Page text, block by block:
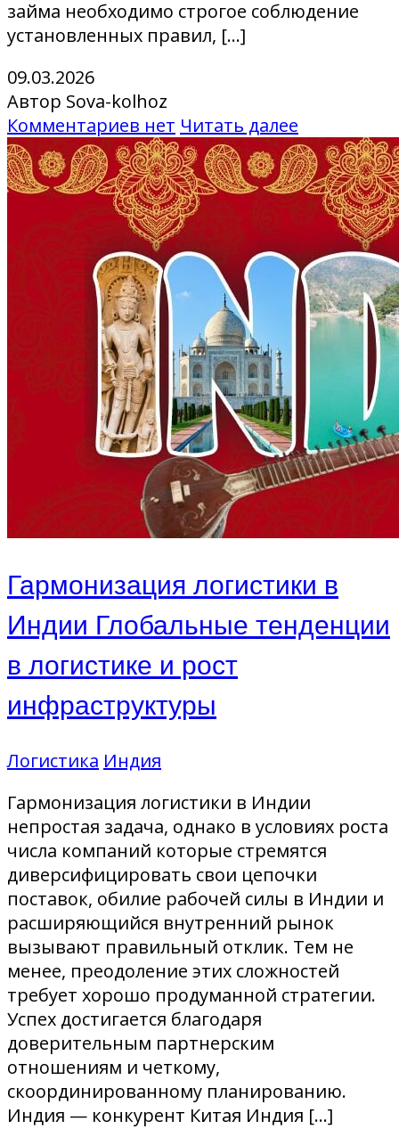
займа необходимо строгое соблюдение
установленных правил, […]
09.03.2026
Автор Sova-kolhoz
Комментариев нет Читать далее
Гармонизация логистики в
Индии Глобальные тенденции
в логистике и рост
инфраструктуры
Логистика Индия
Гармонизация логистики в Индии
непростая задача, однако в условиях роста
числа компаний которые стремятся
диверсифицировать свои цепочки
поставок, обилие рабочей силы в Индии и
расширяющийся внутренний рынок
вызывают правильный отклик. Тем не
менее, преодоление этих сложностей
требует хорошо продуманной стратегии.
Успех достигается благодаря
доверительным партнерским
отношениям и четкому,
скоординированному планированию.
Индия — конкурент Китая Индия […]